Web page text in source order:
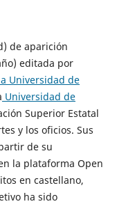
de aparición
editada por
Universidad de
Universidad de
Superior Estatal
y los oficios. Sus
de su
la plataforma Open
en castellano,
ha sido